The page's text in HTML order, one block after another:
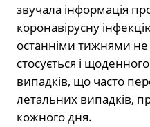
звучала інформація
коронавірусну
останніми тижнями
стосується і
випадків, що часто
летальних випадків,
кожного дня.